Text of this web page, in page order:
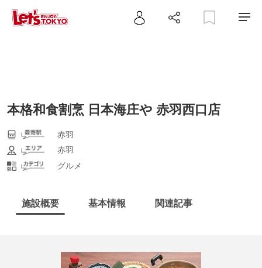
本格和食割烹 日本海庄や 赤羽西口店
赤羽
赤羽
グルメ
施設概要 基本情報 関連記事